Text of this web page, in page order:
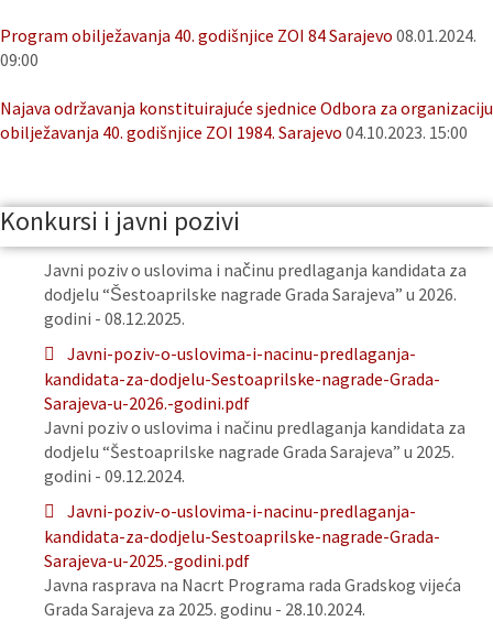
Program obilježavanja 40. godišnjice ZOI 84 Sarajevo 08.01.2024.
09:00
Najava održavanja konstituirajuće sjednice Odbora za organizaciju
obilježavanja 40. godišnjice ZOI 1984. Sarajevo 04.10.2023. 15:00
Konkursi i javni pozivi
Javni poziv o uslovima i načinu predlaganja kandidata za
dodjelu “Šestoaprilske nagrade Grada Sarajeva” u 2026.
godini - 08.12.2025.
Javni-poziv-o-uslovima-i-nacinu-predlaganja-
kandidata-za-dodjelu-Sestoaprilske-nagrade-Grada-
Sarajeva-u-2026.-godini.pdf
Javni poziv o uslovima i načinu predlaganja kandidata za
dodjelu “Šestoaprilske nagrade Grada Sarajeva” u 2025.
godini - 09.12.2024.
Javni-poziv-o-uslovima-i-nacinu-predlaganja-
kandidata-za-dodjelu-Sestoaprilske-nagrade-Grada-
Sarajeva-u-2025.-godini.pdf
Javna rasprava na Nacrt Programa rada Gradskog vijeća
Grada Sarajeva za 2025. godinu - 28.10.2024.